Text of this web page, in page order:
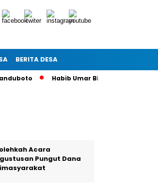
BERITA DESA
Habib Umar Bin Hafidz Ingatkan
Acara
Pungut Dana